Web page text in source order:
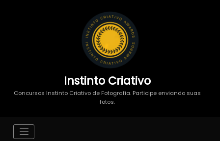
Instinto Criativo
Concursos Instinto Criativo de Fotografia. Participe enviando suas
fotos.